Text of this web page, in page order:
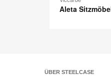
Aleta
ÜBER STEELCASE